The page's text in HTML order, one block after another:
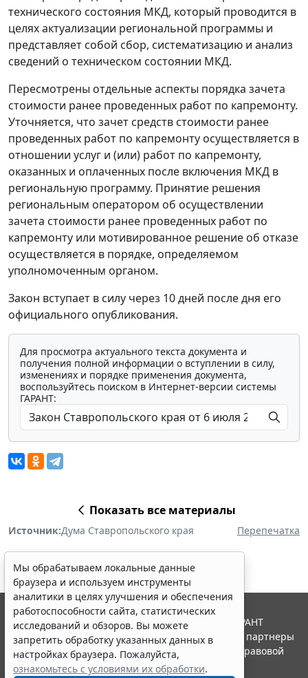
технического состояния МКД, который проводится в
целях актуализации региональной программы и
представляет собой сбор, систематизацию и анализ
сведений о техническом состоянии МКД.
Пересмотрены отдельные аспекты порядка зачета
стоимости ранее проведенных работ по капремонту.
Уточняется, что зачет средств стоимости ранее
проведенных работ по капремонту осуществляется в
отношении услуг и (или) работ по капремонту,
оказанных и оплаченных после включения МКД в
региональную программу. Принятие решения
региональным оператором об осуществлении
зачета стоимости ранее проведенных работ по
капремонту или мотивированное решение об отказе
осуществляется в порядке, определяемом
уполномоченным органом.
Закон вступает в силу через 10 дней после дня его
официального опубликования.
Для просмотра актуального текста документа и
получения полной информации о вступлении в силу,
изменениях и порядке применения документа,
воспользуйтесь поиском в Интернет-версии системы
ГАРАНТ:
Показать все материалы
Источник:Дума Ставропольского края Перепечатка
Мы обрабатываем локальные данные
браузера и используем инструменты
аналитики в целях улучшения и обеспечения
работоспособности сайта, статистических
исследований и обзоров. Вы можете
запретить обработку указанных данных в
настройках браузера. Пожалуйста,
ознакомьтесь с условиями их обработки.
© ООО "НПП "ГАРАНТ-СЕРВИС", 2026. Система ГАРАНТ
выпускается с 1990 года. Компания "Гарант" и ее партнеры
являются участниками Российской ассоциации правовой
информации ГАРАНТ.